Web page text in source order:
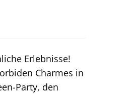
Erlebnisse!
Charmes in
Party, den